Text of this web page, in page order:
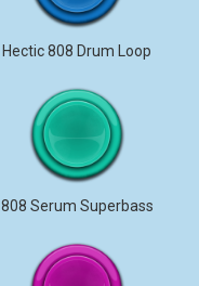
Hectic 808 Drum Loop
808 Serum Superbass